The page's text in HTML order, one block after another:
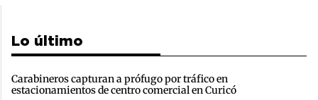
Lo último
Carabineros capturan a prófugo por tráfico en
estacionamientos de centro comercial en Curicó